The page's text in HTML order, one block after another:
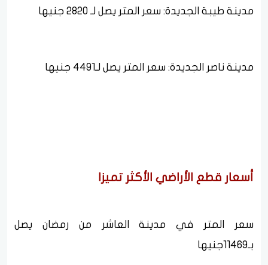
مدينة طيبة الجديدة: سعر المتر يصل لـ 2820 جنيها
مدينة ناصر الجديدة: سعر المتر يصل لـ4491 جنيها
أسعار قطع الأراضي الأكثر تميزا
سعر المتر في مدينة العاشر من رمضان يصل
بـ11469جنيها